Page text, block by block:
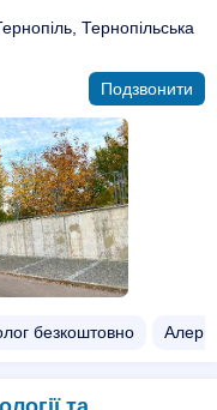
Тернопільська
Подзвонити
безкоштовно